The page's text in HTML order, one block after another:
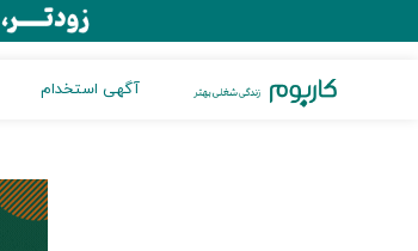
آگهی استخدام